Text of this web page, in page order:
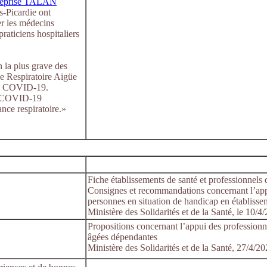
Picardie ont
les médecins
hospitaliers
la plus grave des
Respiratoire Aigüe
COVID-19.
19
respiratoire.»
Fiche établissements de santé et professionnels
Consignes et recommandations concernant
personnes en situation de handicap en
Ministère des Solidarités et de la Santé, le 10/4/
Propositions concernant l’appui des
âgées dépendantes
Ministère des Solidarités et de la Santé, 27/4/